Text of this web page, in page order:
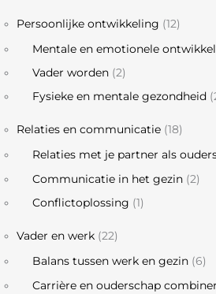
Persoonlijke ontwikkeling (12)
Mentale en emotionele
Vader worden (2)
Fysieke en mentale gezondheid
Relaties en communicatie (18)
Relaties met je partner als
Communicatie in het gezin (2)
Conflictoplossing (1)
Vader en werk (22)
Balans tussen werk en gezin (6)
Carrière en ouderschap